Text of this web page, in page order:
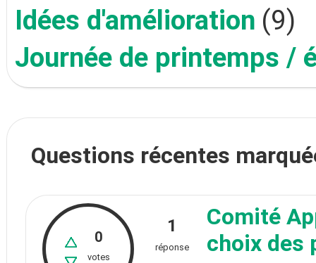
Idées d'amélioration (9)
Journée de printemps /
Questions récentes
0
votes
1
réponse
Comité
choix des